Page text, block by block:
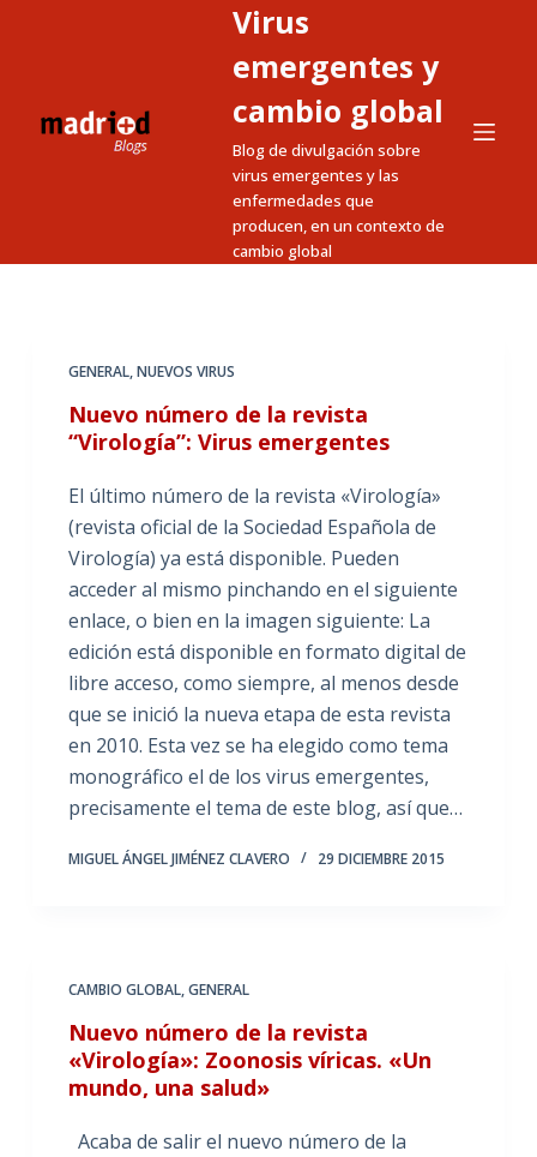
Virus
emergentes y
cambio global
Blog de divulgación sobre
virus emergentes y las
enfermedades que
producen, en un contexto de
cambio global
GENERAL,NUEVOS VIRUS
Nuevo número de la revista
“Virología”: Virus emergentes
El último número de la revista «Virología»
(revista oficial de la Sociedad Española de
Virología) ya está disponible. Pueden
acceder al mismo pinchando en el siguiente
enlace, o bien en la imagen siguiente: La
edición está disponible en formato digital de
libre acceso, como siempre, al menos desde
que se inició la nueva etapa de esta revista
en 2010. Esta vez se ha elegido como tema
monográfico el de los virus emergentes,
precisamente el tema de este blog, así que…
MIGUEL ÁNGEL JIMÉNEZ CLAVERO 29 DICIEMBRE 2015
CAMBIO GLOBAL,GENERAL
Nuevo número de la revista
«Virología»: Zoonosis víricas. «Un
mundo, una salud»
Acaba de salir el nuevo número de la